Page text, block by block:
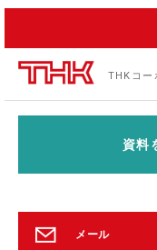
THKコー
資料
メール